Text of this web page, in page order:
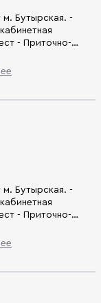
Бутырская. -
- Приточно-
на ул.
Бутырская. -
- Приточно-
на ул.